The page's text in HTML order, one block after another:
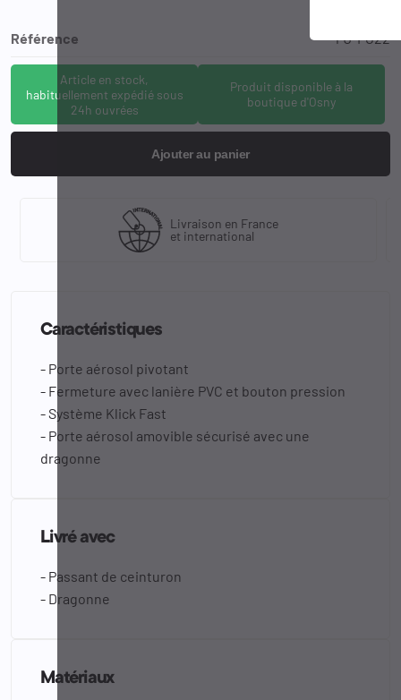
Référence PJ-FG22
Article en stock,
habituellement expédié sous
24h ouvrées
Produit disponible à la
boutique d'Osny
Ajouter au panier
Livraison en France
et international
Caractéristiques
- Porte aérosol pivotant
- Fermeture avec lanière PVC et bouton pression
- Système Klick Fast
- Porte aérosol amovible sécurisé avec une
dragonne
Livré avec
- Passant de ceinturon
- Dragonne
Matériaux